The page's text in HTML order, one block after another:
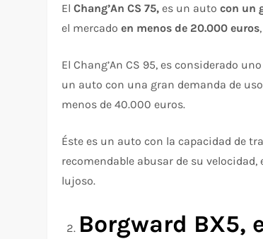
ElChang’An CS 75,es un autocon un
el mercadoen menos de 20.000 euros
El Chang’An CS 95, es considerado
un auto con una gran demanda de
menos de 40.000 euros.
Éste es un auto con la capacidad de
recomendable abusar de su
lujoso.
Borgward BX5,